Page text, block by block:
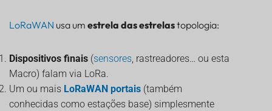
LoRaWAN usa um estrela das estrelastopologia:
Dispositivos finais (sensores, rastreadores… ou esta
Macro) falam via LoRa.
Um ou mais LoRaWAN portais (também
conhecidas como estações base) simplesmente